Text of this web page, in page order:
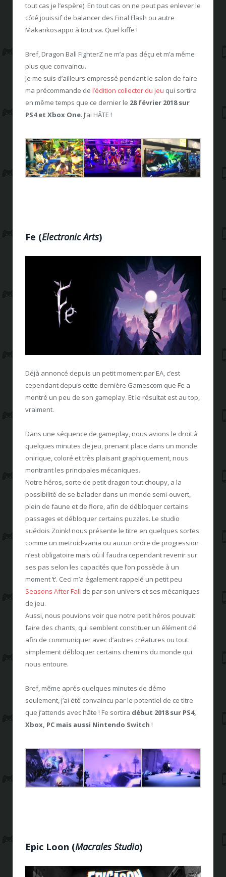
tout cas je l’espère). En tout cas on ne peut pas enlever le
côté jouissif de balancer des Final Flash ou autre
Makankosappo à tout va. Quel kiffe !
Bref, Dragon Ball FighterZ ne m’a pas déçu et m’a même
plus que convaincu.
Je me suis d’ailleurs empressé pendant le salon de faire
ma précommande de l’édition collector du jeu qui sortira
en même temps que ce dernier le 28 février 2018 sur
PS4 et Xbox One. J’ai HÂTE !
Fe (Electronic Arts)
Déjà annoncé depuis un petit moment par EA, c’est
cependant depuis cette dernière Gamescom que Fe a
montré un peu de son gameplay. Et le résultat est au top,
vraiment.
Dans une séquence de gameplay, nous avions le droit à
quelques minutes de jeu, prenant place dans un monde
onirique, coloré et très plaisant graphiquement, nous
montrant les principales mécaniques.
Notre héros, sorte de petit dragon tout choupy, a la
possibilité de se balader dans un monde semi-ouvert,
plein de faune et de flore, afin de débloquer certains
passages et débloquer certains puzzles. Le studio
suédois Zoink! nous présente le titre en quelques sortes
comme un metroid-vania ou aucun ordre de progression
n’est obligatoire mais où il faudra cependant revenir sur
ses pas selon les capacités que l’on possède à un
moment ‘t’. Ceci m’a également rappelé un petit peu
Seasons After Fall de par son univers et ses mécaniques
de jeu.
Aussi, nous pouvions voir que notre petit héros pouvait
faire des chants, qui semblent constituer un élément clé
afin de communiquer avec d’autres créatures ou tout
simplement débloquer certains chemins du monde qui
nous entoure.
Bref, même après quelques minutes de démo
seulement, j’ai été convaincu par le potentiel de ce titre
que j’attends avec hâte ! Fe sortira début 2018 sur PS4,
Xbox, PC mais aussi Nintendo Switch !
Epic Loon (Macrales Studio)